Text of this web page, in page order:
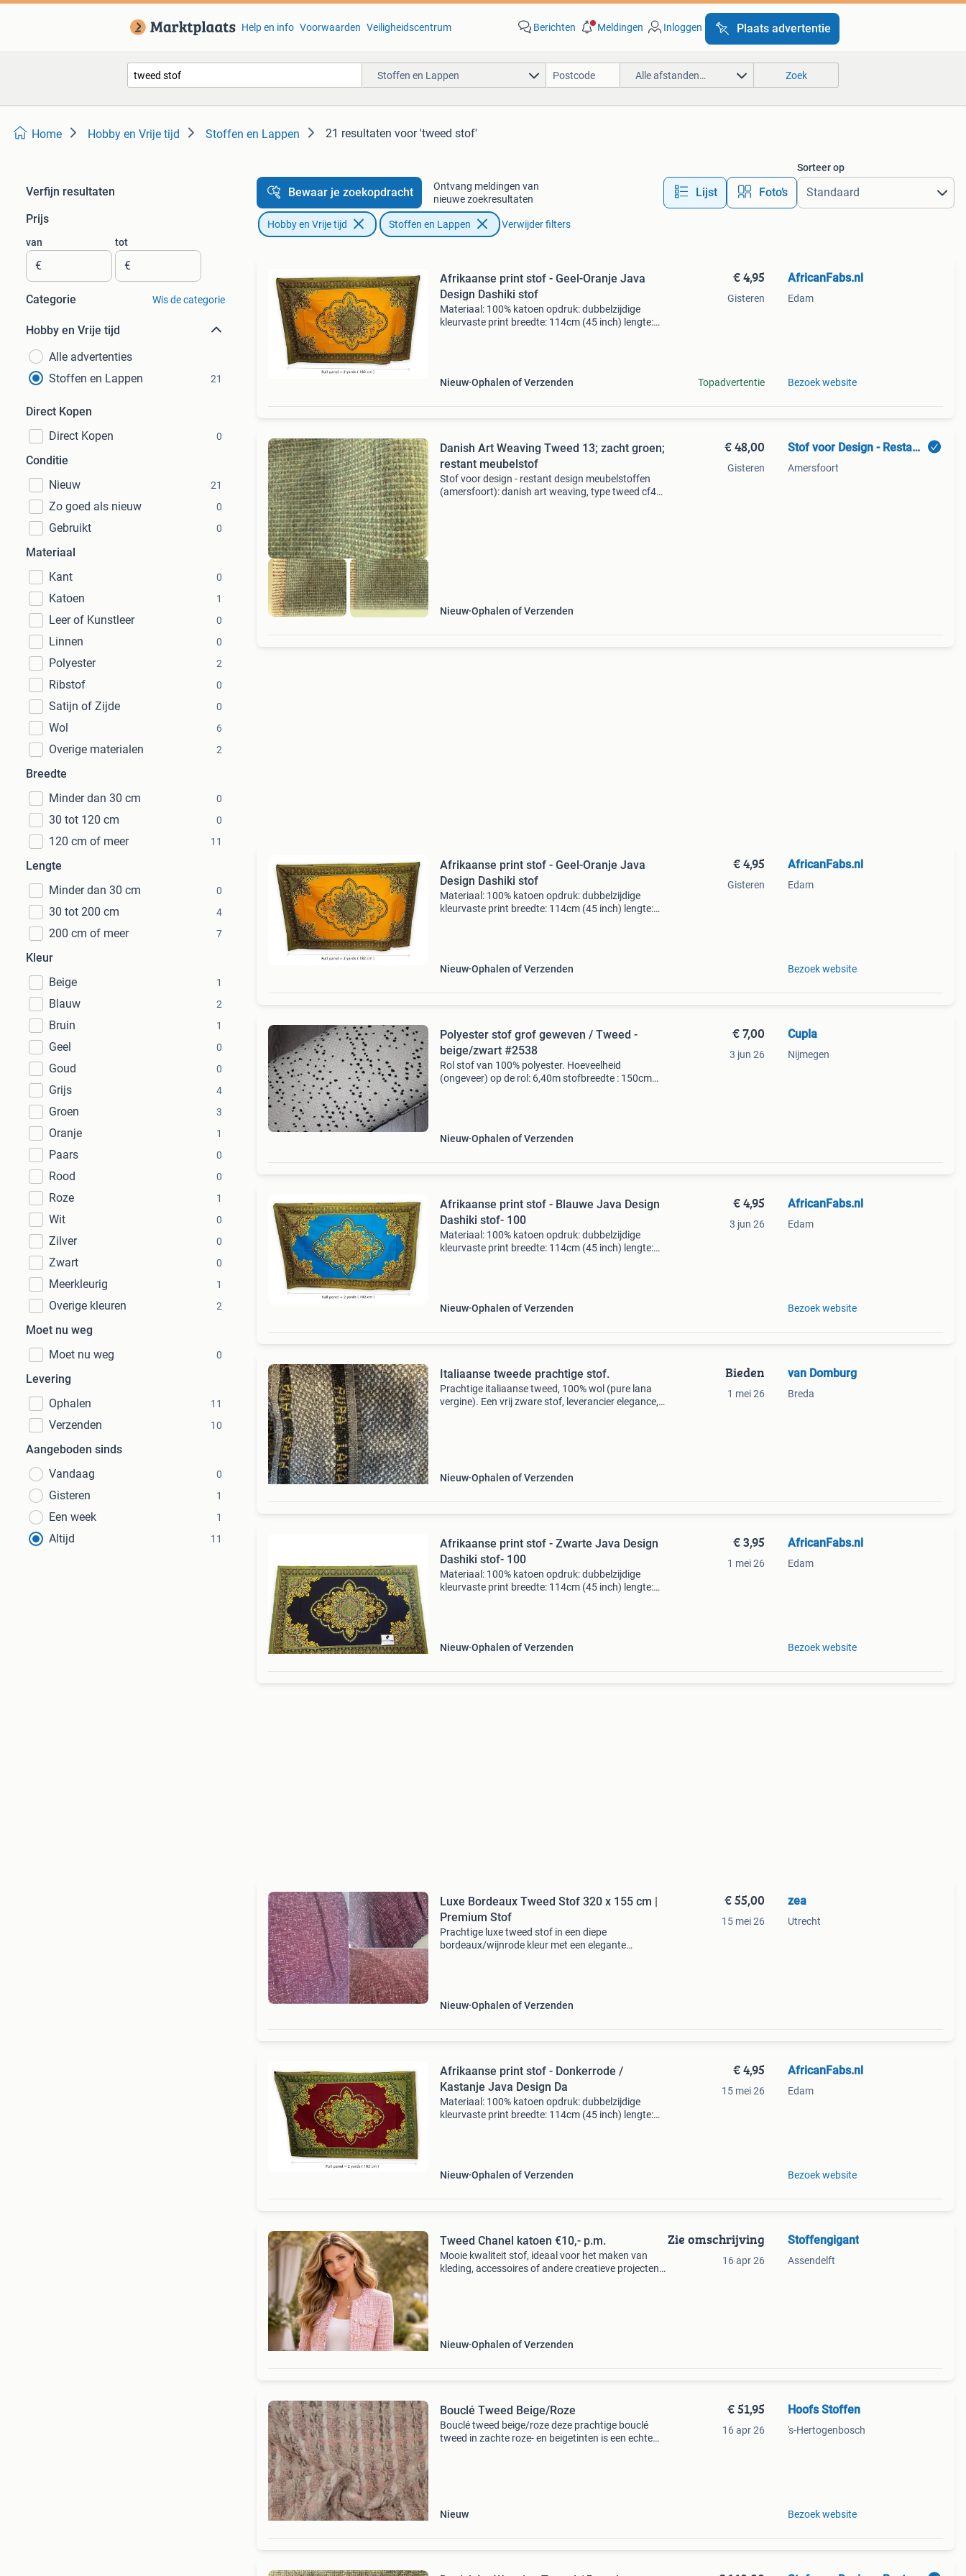
Help en info Voorwaarden Veiligheidscentrum Berichten Meldingen Inloggen Plaats advertentie
Stoffen en Lappen Alle afstanden… Zoek
Home Hobby en Vrije tijd Stoffen en Lappen 21 resultaten voor 'tweed stof'
Verfijn resultaten
Prijs
van
€
tot
€
Categorie Wis de categorie
Hobby en Vrije tijd
Alle advertenties
Stoffen en Lappen
21
Direct Kopen
Direct Kopen
0
Conditie
Nieuw
21
Zo goed als nieuw 0
Gebruikt 0
Materiaal
Kant
0
Katoen 1
Leer of Kunstleer 0
Linnen 0
Polyester 2
Ribstof 0
Satijn of Zijde 0
Wol 6
Overige materialen 2
Breedte
Minder dan 30 cm
0
30 tot 120 cm 0
120 cm of meer 11
Lengte
Minder dan 30 cm
0
30 tot 200 cm 4
200 cm of meer 7
Kleur
Beige
1
Blauw 2
Bruin 1
Geel 0
Goud 0
Grijs 4
Groen 3
Oranje 1
Paars 0
Rood 0
Roze 1
Wit 0
Zilver 0
Zwart 0
Meerkleurig 1
Overige kleuren 2
Moet nu weg
Moet nu weg
0
Levering
Ophalen
11
Verzenden 10
Aangeboden sinds
Vandaag
0
Gisteren 1
Een week 1
Altijd 11
Bewaar je zoekopdracht
Ontvang meldingen van
nieuwe zoekresultaten
Lijst Foto’s
Sorteer op
Hobby en Vrije tijd Stoffen en Lappen Verwijder filters
Afrikaanse print stof - Geel-Oranje Java
Design Dashiki stof
Materiaal: 100% katoen opdruk: dubbelzijdige
kleurvaste print breedte: 114cm (45 inch) lengte:
Nieuw Ophalen of Verzenden
€ 4,95
Gisteren
Topadvertentie
AfricanFabs.nl
Edam
Bezoek website
Danish Art Weaving Tweed 13; zacht groen;
restant meubelstof
Stof voor design - restant design meubelstoffen
(amersfoort): danish art weaving, type tweed cf40,
Nieuw Ophalen of Verzenden
€ 48,00
Gisteren
Stof voor Design - Restant DM
Amersfoort
Afrikaanse print stof - Geel-Oranje Java
Design Dashiki stof
Materiaal: 100% katoen opdruk: dubbelzijdige
kleurvaste print breedte: 114cm (45 inch) lengte:
Nieuw Ophalen of Verzenden
€ 4,95
Gisteren
AfricanFabs.nl
Edam
Bezoek website
Polyester stof grof geweven / Tweed -
beige/zwart #2538
Rol stof van 100% polyester. Hoeveelheid
(ongeveer) op de rol: 6,40m stofbreedte : 150cm
Nieuw Ophalen of Verzenden
€ 7,00
3 jun 26
Cupla
Nijmegen
Afrikaanse print stof - Blauwe Java Design
Dashiki stof- 100
Materiaal: 100% katoen opdruk: dubbelzijdige
kleurvaste print breedte: 114cm (45 inch) lengte:
Nieuw Ophalen of Verzenden
€ 4,95
3 jun 26
AfricanFabs.nl
Edam
Bezoek website
Italiaanse tweede prachtige stof.
Prachtige italiaanse tweed, 100% wol (pure lana
vergine). Een vrij zware stof, leverancier elegance,
Nieuw Ophalen of Verzenden
Bieden
1 mei 26
van Domburg
Breda
Afrikaanse print stof - Zwarte Java Design
Dashiki stof- 100
Materiaal: 100% katoen opdruk: dubbelzijdige
kleurvaste print breedte: 114cm (45 inch) lengte:
Nieuw Ophalen of Verzenden
€ 3,95
1 mei 26
AfricanFabs.nl
Edam
Bezoek website
Luxe Bordeaux Tweed Stof 320 x 155 cm |
Premium Stof
Prachtige luxe tweed stof in een diepe
bordeaux/wijnrode kleur met een elegante
Nieuw Ophalen of Verzenden
€ 55,00
15 mei 26
zea
Utrecht
Afrikaanse print stof - Donkerrode /
Kastanje Java Design Da
Materiaal: 100% katoen opdruk: dubbelzijdige
kleurvaste print breedte: 114cm (45 inch) lengte:
Nieuw Ophalen of Verzenden
€ 4,95
15 mei 26
AfricanFabs.nl
Edam
Bezoek website
Tweed Chanel katoen €10,- p.m.
Mooie kwaliteit stof, ideaal voor het maken van
kleding, accessoires of andere creatieve projecten.
Nieuw Ophalen of Verzenden
Zie omschrijving
16 apr 26
Stoffengigant
Assendelft
Bouclé Tweed Beige/Roze
Bouclé tweed beige/roze deze prachtige bouclé
tweed in zachte roze- en beigetinten is een echte
Nieuw
€ 51,95
16 apr 26
Hoofs Stoffen
's-Hertogenbosch
Bezoek website